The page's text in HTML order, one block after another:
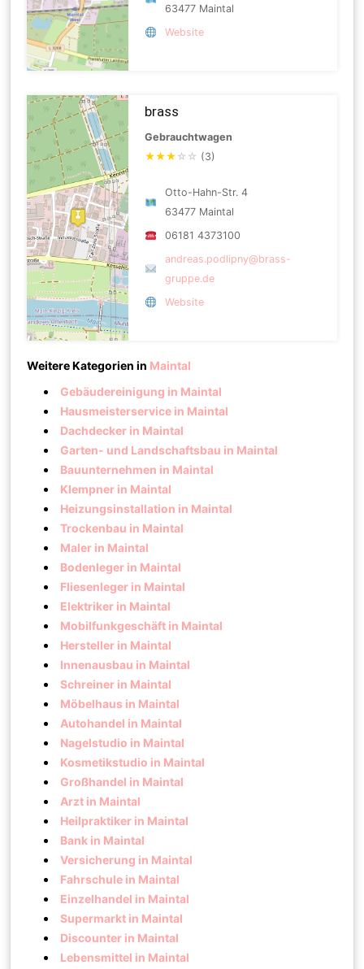
63477 Maintal
Website
brass
Gebrauchtwagen
★★★ ☆ ☆ (3)
Otto-Hahn-Str. 4
63477 Maintal
06181 4373100
andreas.podlipny@brass-
gruppe.de
Website
Weitere Kategorien in Maintal
Gebäudereinigung in Maintal
Hausmeisterservice in Maintal
Dachdecker in Maintal
Garten- und Landschaftsbau in Maintal
Bauunternehmen in Maintal
Klempner in Maintal
Heizungsinstallation in Maintal
Trockenbau in Maintal
Maler in Maintal
Bodenleger in Maintal
Fliesenleger in Maintal
Elektriker in Maintal
Mobilfunkgeschäft in Maintal
Hersteller in Maintal
Innenausbau in Maintal
Schreiner in Maintal
Möbelhaus in Maintal
Autohandel in Maintal
Nagelstudio in Maintal
Kosmetikstudio in Maintal
Großhandel in Maintal
Arzt in Maintal
Heilpraktiker in Maintal
Bank in Maintal
Versicherung in Maintal
Fahrschule in Maintal
Einzelhandel in Maintal
Supermarkt in Maintal
Discounter in Maintal
Lebensmittel in Maintal